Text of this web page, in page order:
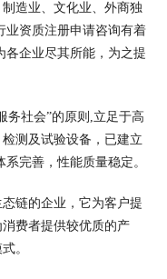
造业、文化业、外商独
业资质注册申请咨询有着
各企业尽其所能，为之提
务社会”的原则,立足于高
测及试验设备，已建立
完善，性能质量稳定。
链的企业，它为客户提
费者提供较优质的产
。